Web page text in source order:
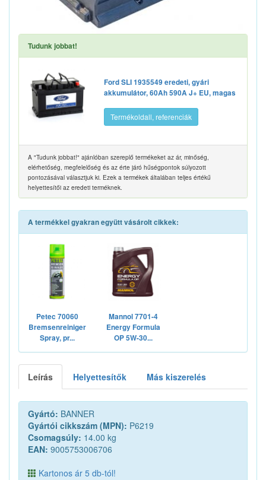
Tudunk jobbat!
Ford SLI 1935549 eredeti, gyári
akkumulátor, 60Ah 590A J+ EU, magas
Termékoldall, referenciák
A "Tudunk jobbat!" ajánlóban szereplő termékeket az ár, minőség,
elérhetőség, megfelelőség és az érte járó hűségpontok súlyozott
pontozásával választjuk ki. Ezek a termékek általában teljes értékű
helyettesítői az eredeti terméknek.
A termékkel gyakran együtt vásárolt cikkek:
Petec 70060
Bremsenreiniger
Spray, pr...
Mannol 7701-4
Energy Formula
OP 5W-30...
Leírás Helyettesítők Más kiszerelés
Gyártó: BANNER
Gyártói cikkszám (MPN): P6219
Csomagsúly: 14.00 kg
EAN: 9005753006706
Kartonos ár 5 db-tól!